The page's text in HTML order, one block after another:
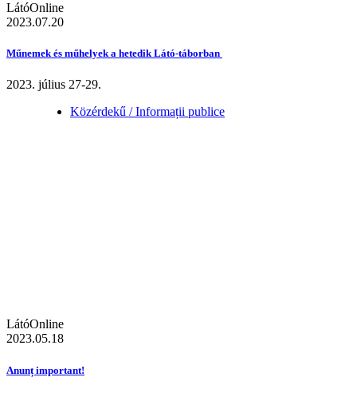
LátóOnline
2023.07.20
Műnemek és műhelyek a hetedik Látó-táborban
2023. július 27-29.
Közérdekű / Informații publice
LátóOnline
2023.05.18
Anunț important!